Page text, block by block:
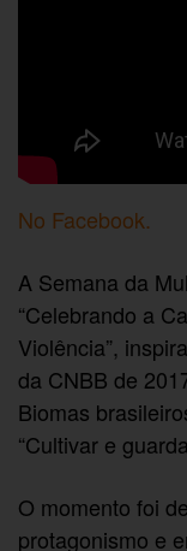
No Facebook.
A Semana da
“Celebrando a
Violência”,
da CNBB de
Biomas
“Cultivar e
O momento foi
protagonismo e